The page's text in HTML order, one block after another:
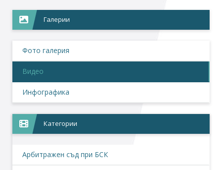
Галерии
Фото галерия
Видео
Инфографика
Категории
Арбитражен съд при БСК